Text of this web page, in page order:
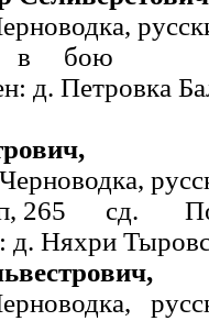
в бою
д. Пет­ровка
сп, 265
Няхри